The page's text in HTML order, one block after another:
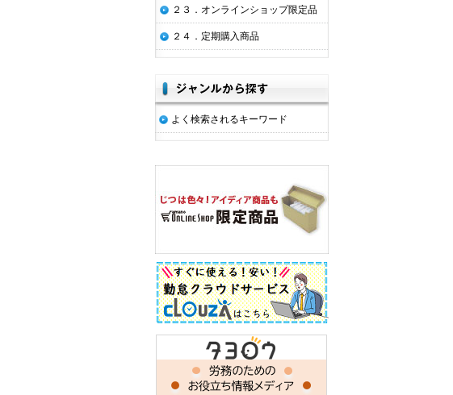
２３．オンラインショップ限定品
２４．定期購入商品
よく検索されるキーワード